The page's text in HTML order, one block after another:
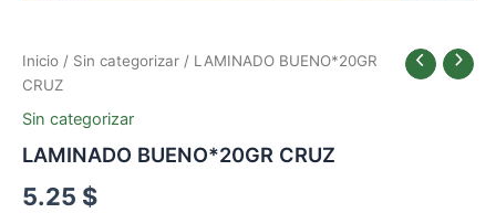
Inicio / Sin categorizar / LAMINADO BUENO*20GR
CRUZ
Sin categorizar
LAMINADO BUENO*20GR CRUZ
5.25 $